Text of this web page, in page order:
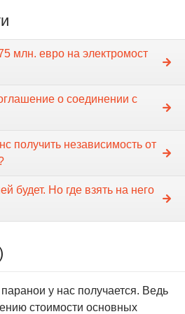
млн. евро на электромост
о соединении с
получить независимость от
будет. Но где взять на него
у нас получается. Ведь
стоимости основных